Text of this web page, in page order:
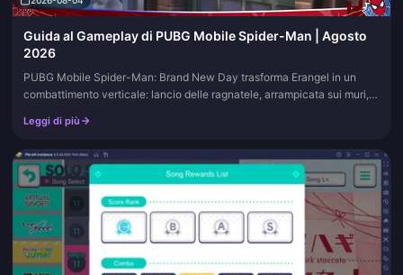
Guida al Gameplay di PUBG Mobile Spider-Man | Agosto
2026
PUBG Mobile Spider-Man: Brand New Day trasforma Erangel in un
combattimento verticale: lancio delle ragnatele, arrampicata sui muri,
Questa pagina tiene traccia delle abilità, dei punti di atterraggio e delle
Leggi di più